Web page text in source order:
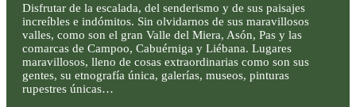
Disfrutar de la escalada, del senderismo y de sus paisajes
increíbles e indómitos. Sin olvidarnos de sus maravillosos
valles, como son el gran Valle del Miera, Asón, Pas y las
comarcas de Campoo, Cabuérniga y Liébana. Lugares
maravillosos, lleno de cosas extraordinarias como son sus
gentes, su etnografía única, galerías, museos, pinturas
rupestres únicas…